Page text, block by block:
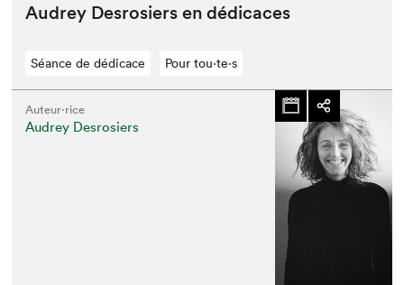
Audrey Desrosiers en dédicaces
Séance de dédicace Pour tou⋅te⋅s
Auteur·rice
Audrey Desrosiers